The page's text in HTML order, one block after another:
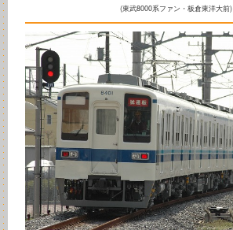
(東武8000系ファン・板倉東洋大前)